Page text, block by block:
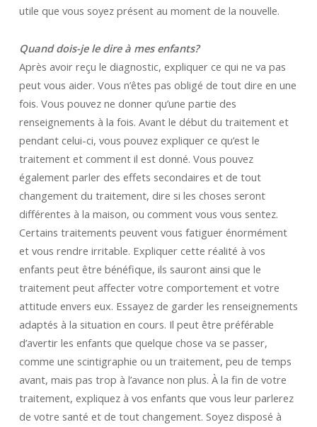
utile que vous soyez présent au moment de la nouvelle.
Quand dois-je le dire à mes enfants?
Après avoir reçu le diagnostic, expliquer ce qui ne va pas
peut vous aider. Vous n’êtes pas obligé de tout dire en une
fois. Vous pouvez ne donner qu’une partie des
renseignements à la fois. Avant le début du traitement et
pendant celui-ci, vous pouvez expliquer ce qu’est le
traitement et comment il est donné. Vous pouvez
également parler des effets secondaires et de tout
changement du traitement, dire si les choses seront
différentes à la maison, ou comment vous vous sentez.
Certains traitements peuvent vous fatiguer énormément
et vous rendre irritable. Expliquer cette réalité à vos
enfants peut être bénéfique, ils sauront ainsi que le
traitement peut affecter votre comportement et votre
attitude envers eux. Essayez de garder les renseignements
adaptés à la situation en cours. Il peut être préférable
d’avertir les enfants que quelque chose va se passer,
comme une scintigraphie ou un traitement, peu de temps
avant, mais pas trop à l’avance non plus. À la fin de votre
traitement, expliquez à vos enfants que vous leur parlerez
de votre santé et de tout changement. Soyez disposé à